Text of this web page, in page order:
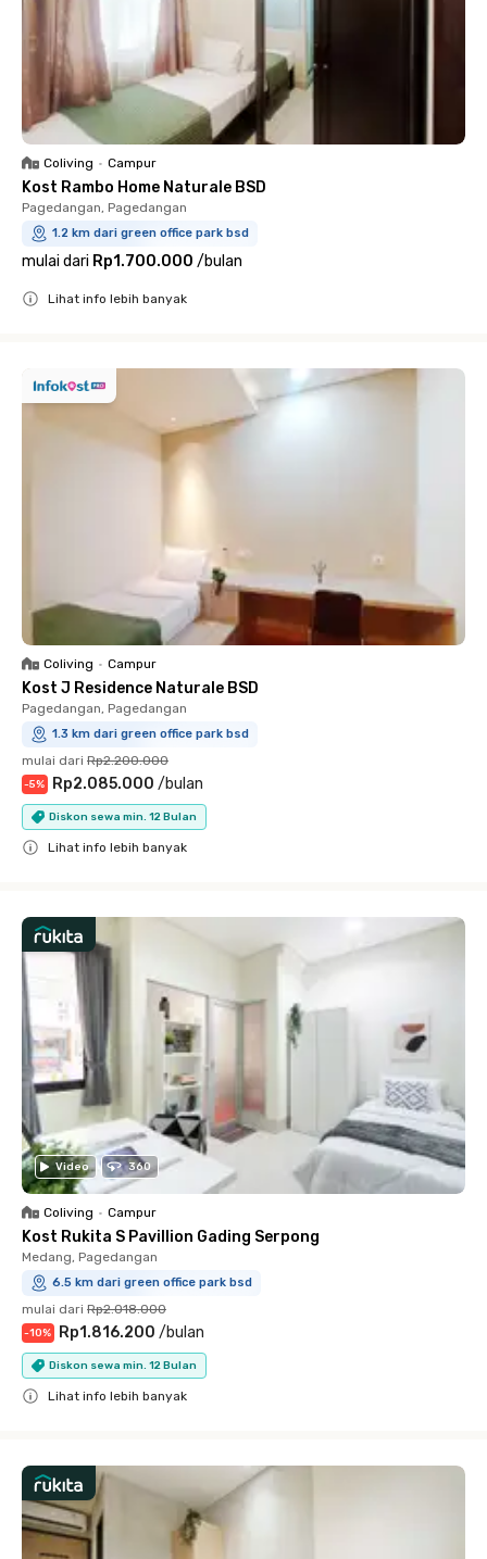
Coliving • Campur
Kost Rambo Home Naturale BSD
Pagedangan, Pagedangan
1.2 km dari green office park bsd
mulai dari Rp1.700.000 /bulan
Lihat info lebih banyak
Coliving • Campur
Kost J Residence Naturale BSD
Pagedangan, Pagedangan
1.3 km dari green office park bsd
mulai dari Rp2.200.000
-5% Rp2.085.000 /bulan
Diskon sewa min. 12 Bulan
Lihat info lebih banyak
Video 360
Coliving • Campur
Kost Rukita S Pavillion Gading Serpong
Medang, Pagedangan
6.5 km dari green office park bsd
mulai dari Rp2.018.000
-10% Rp1.816.200 /bulan
Diskon sewa min. 12 Bulan
Lihat info lebih banyak